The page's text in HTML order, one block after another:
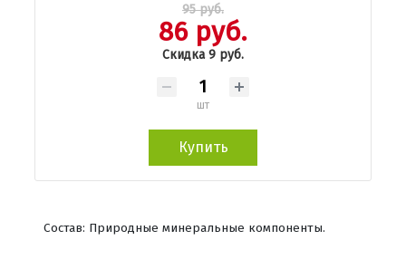
95 руб.
86 руб.
Скидка 9 руб.
шт
Купить
Состав: Природные минеральные компоненты.